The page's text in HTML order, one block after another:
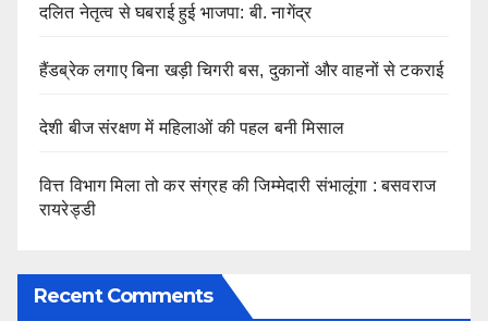
दलित नेतृत्व से घबराई हुई भाजपा: बी. नागेंद्र
हैंडब्रेक लगाए बिना खड़ी चिगरी बस, दुकानों और वाहनों से टकराई
देशी बीज संरक्षण में महिलाओं की पहल बनी मिसाल
वित्त विभाग मिला तो कर संग्रह की जिम्मेदारी संभालूंगा : बसवराज
रायरेड्डी
Recent Comments